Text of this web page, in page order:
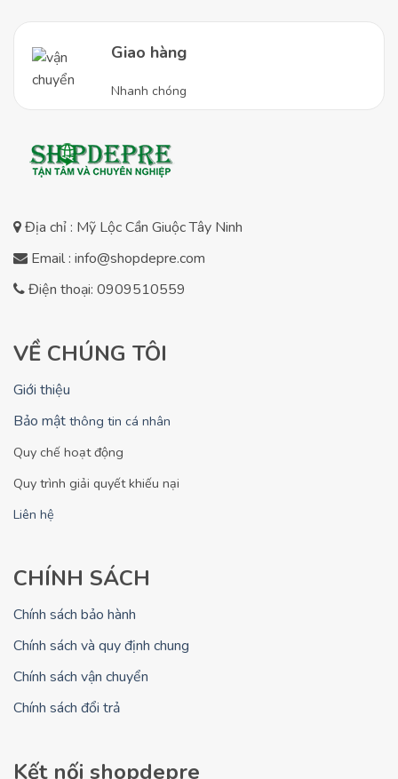
Giao hàng
Nhanh chóng
Địa chỉ : Mỹ Lộc Cần Giuộc Tây Ninh
Email : info@shopdepre.com
Điện thoại: 0909510559
VỀ CHÚNG TÔI
Giới thiệu
Bảo mật thông tin cá nhân
Quy chế hoạt động
Quy trình giải quyết khiếu nại
Liên hệ
CHÍNH SÁCH
Chính sách bảo hành
Chính sách và quy định chung
Chính sách vận chuyển
Chính sách đổi trả
Kết nối shopdepre